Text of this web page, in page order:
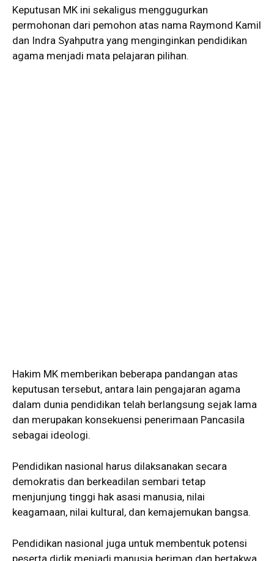
Keputusan MK ini sekaligus menggugurkan
permohonan dari pemohon atas nama Raymond Kamil
dan Indra Syahputra yang menginginkan pendidikan
agama menjadi mata pelajaran pilihan.
Hakim MK memberikan beberapa pandangan atas
keputusan tersebut, antara lain pengajaran agama
dalam dunia pendidikan telah berlangsung sejak lama
dan merupakan konsekuensi penerimaan Pancasila
sebagai ideologi.
Pendidikan nasional harus dilaksanakan secara
demokratis dan berkeadilan sembari tetap
menjunjung tinggi hak asasi manusia, nilai
keagamaan, nilai kultural, dan kemajemukan bangsa.
Pendidikan nasional juga untuk membentuk potensi
peserta didik menjadi manusia beriman dan bertakwa.